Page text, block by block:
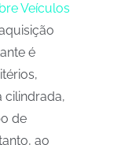
Veículos
é
cilindrada,
de
ao